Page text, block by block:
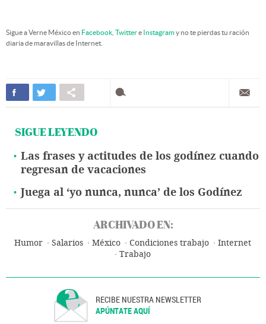
Sigue a Verne México en Facebook Twittere Instagramy no te pierdas tu ración
diaria de maravillas de Internet.
SIGUE LEYENDO
Las frases y actitudes de los godínez cuando
regresan de vacaciones
Juega al ‘yo nunca, nunca’ de los Godínez
ARCHIVADO EN:
Humor Salarios México Condiciones trabajo
Internet
Trabajo
RECIBE NUESTRA NEWSLETTER
APÚNTATE AQUÍ